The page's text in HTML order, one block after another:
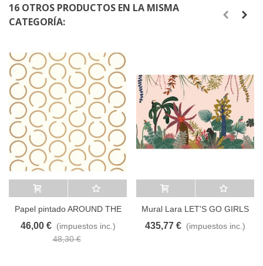
16 OTROS PRODUCTOS EN LA MISMA
CATEGORÍA:
Añadir al carrito A lista de deseos
Papel pintado AROUND THE
CLOCK 102900020
46,00 € (impuestos inc.)
48,30 €
Añadir al carrito A lista de deseos
Mural Lara LET'S GO GIRLS
104494703 CASELIO
435,77 € (impuestos inc.)